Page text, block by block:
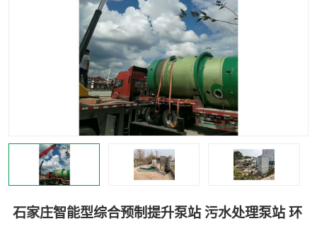
石家庄智能型综合预制提升泵站 污水处理泵站 环
不锈钢浮筒阀 真空冲洗装置
雨水收集回用装置 门式冲洗装置
智能一体化灌溉泵房 一体化污水处理泵房
水面垃圾清理装置 浅层砂过滤装置
一体化泵闸 柔性截污